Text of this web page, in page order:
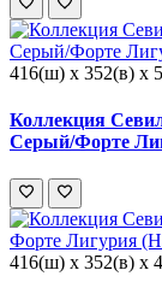
416(ш) x 352(в) x
Коллекция
Серый/Форте
416(ш) x 352(в) x